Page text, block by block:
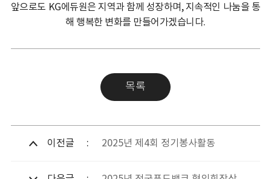
앞으로도 KG에듀원은 지역과 함께 성장하며, 지속적인 나눔을 통
해 행복한 변화를 만들어가겠습니다.
목록
이전글 2025년 제4회 정기봉사활동